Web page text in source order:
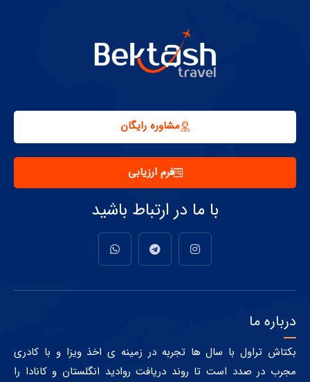
مشاوره رایگان
فرم ارزیابی
با ما در ارتباط باشید
درباره ما
بکتاش تراول با سال ها تجربه در زمینه ی اخذ ویزا و با کادری
مجرب در صدد است تا روند دریافت روادید انگلستان و کانادا را